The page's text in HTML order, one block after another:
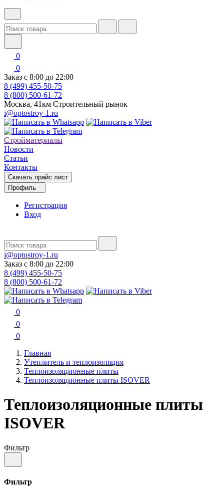
0
0
Заказ с 8:00 до 22:00
8 (499) 455-50-75
8 (800) 500-61-72
Москва, 41км Строительный рынок
i@optostroy-1.ru
Стройматериалы
Новости
Статьи
Контакты
Скачать прайс лист
Профиль
Регистрация
Вход
i@optostroy-1.ru
Заказ с 8:00 до 22:00
8 (499) 455-50-75
8 (800) 500-61-72
0
0
0
Главная
Утеплитель и теплоизоляция
Теплоизоляционные плиты
Теплоизоляционные плиты ISOVER
Теплоизоляционные плиты
ISOVER
Фильтр
Фильтр